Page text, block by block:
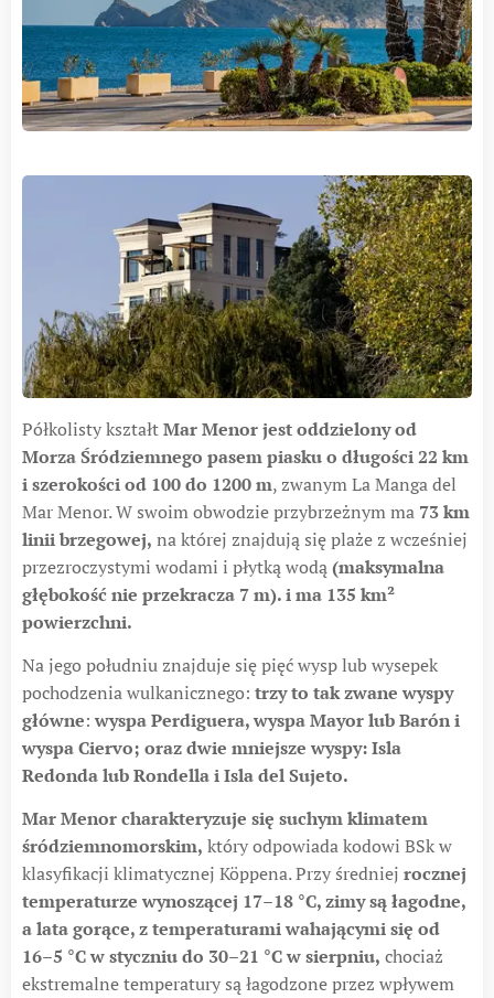
Półkolisty kształtMar Menor jest oddzielony od
Morza Śródziemnego pasem piasku o długości 22 km
i szerokości od 100 do 1200 m, zwanym La Manga del
Mar Menor. W swoim obwodzie przybrzeżnym ma 73 km
linii brzegowej, na której znajdują się plaże z wcześniej
przezroczystymi wodami i płytką wodą(maksymalna
głębokość nie przekracza 7 m). i ma 135 km²
powierzchni.
Na jego południu znajduje się pięć wysp lub wysepek
pochodzenia wulkanicznego: trzy to tak zwane wyspy
główne:wyspa Perdiguera, wyspa Mayor lub Barón i
wyspa Ciervo; oraz dwie mniejsze wyspy: Isla
Redonda lub Rondella i Isla del Sujeto.
Mar Menor charakteryzuje się suchym klimatem
śródziemnomorskim, który odpowiada kodowi BSk w
klasyfikacji klimatycznej Köppena. Przy średniej rocznej
temperaturze wynoszącej 17–18 °C, zimy są łagodne,
a lata gorące, z temperaturami wahającymi się od
16–5 °C w styczniu do 30–21 °C w sierpniu, chociaż
ekstremalne temperatury są łagodzone przez wpływem